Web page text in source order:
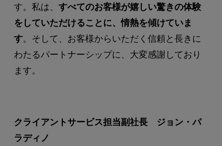
す。私は、 すべてのお客様が嬉しい驚きの体験
をしていただけることに、情熱を傾けていま
す。そして、お客様からいただく信頼と長きに
わたるパートナーシップに、大変感謝しており
ます。
クライアントサービス担当副社長 ジョン・パ
ラディノ